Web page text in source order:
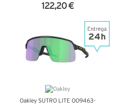
122,20 €
Oakley SUTRO LITE OO9463-